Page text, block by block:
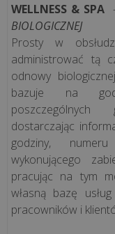
WELLNESS & SPA
BIOLOGICZNEJ
Prosty w
administrować tą
odnowy
bazuje na
dostarczając
godziny,
wykonującego
pracując na tym
własną bazę
pracowników i